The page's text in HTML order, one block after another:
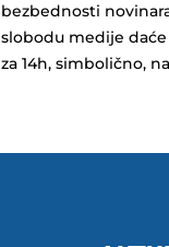
bezbednosti
slobodu medije
za 14h, simbolično, na